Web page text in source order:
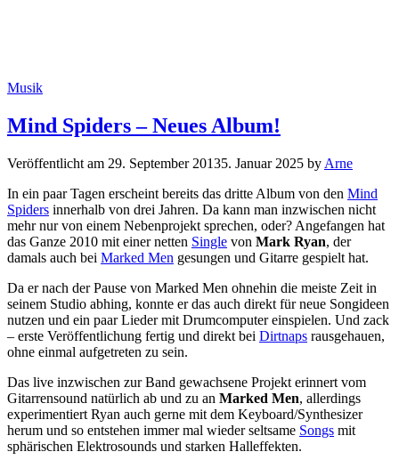
Kategorien
Musik
Mind Spiders – Neues Album!
Veröffentlicht am 29. September 20135. Januar 2025 by Arne
In ein paar Tagen erscheint bereits das dritte Album von den Mind
Spiders innerhalb von drei Jahren. Da kann man inzwischen nicht
mehr nur von einem Nebenprojekt sprechen, oder? Angefangen hat
das Ganze 2010 mit einer netten Single von Mark Ryan, der
damals auch bei Marked Men gesungen und Gitarre gespielt hat.
Da er nach der Pause von Marked Men ohnehin die meiste Zeit in
seinem Studio abhing, konnte er das auch direkt für neue Songideen
nutzen und ein paar Lieder mit Drumcomputer einspielen. Und zack
– erste Veröffentlichung fertig und direkt bei Dirtnaps rausgehauen,
ohne einmal aufgetreten zu sein.
Das live inzwischen zur Band gewachsene Projekt erinnert vom
Gitarrensound natürlich ab und zu an Marked Men, allerdings
experimentiert Ryan auch gerne mit dem Keyboard/Synthesizer
herum und so entstehen immer mal wieder seltsame Songs mit
sphärischen Elektrosounds und starken Halleffekten.